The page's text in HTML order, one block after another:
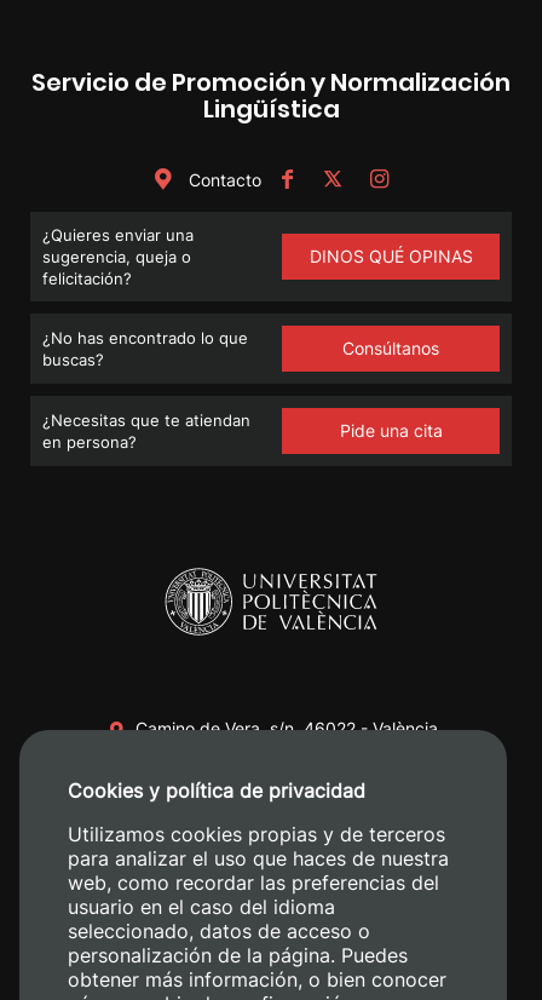
Servicio de Promoción y Normalización
Lingüística
Contacto
¿Quieres enviar una
sugerencia, queja o
felicitación?
DINOS QUÉ OPINAS
¿No has encontrado lo que
buscas?
Consúltanos
¿Necesitas que te atiendan
en persona?
Pide una cita
Camino de Vera, s/n. 46022 - València
+34 620 04 00 50
Cookies y política de privacidad
Utilizamos cookies propias y de terceros
para analizar el uso que haces de nuestra
web, como recordar las preferencias del
usuario en el caso del idioma
seleccionado, datos de acceso o
personalización de la página. Puedes
obtener más información, o bien conocer